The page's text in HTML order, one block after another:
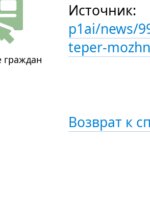
p1ai/news/
teper-
Возврат к